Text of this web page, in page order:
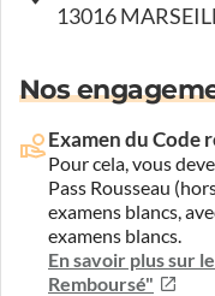
13016
Nos
Examen du Code
Pour cela, vous
Pass Rousseau
examens blancs,
examens blancs.
En savoir plus sur
Remboursé"